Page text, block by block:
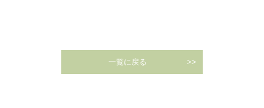
一覧に戻る